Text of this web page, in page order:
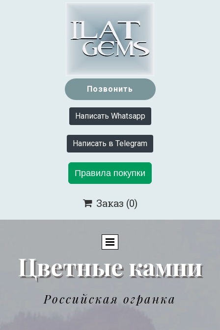
Позвонить
Написать Whatsapp
Написать в Telegram
Правила покупки
 Заказ (0)
Цветные камни
Российская огранка